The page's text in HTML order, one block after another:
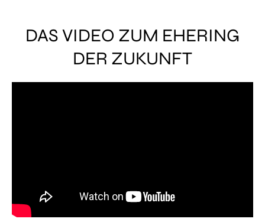
DAS VIDEO ZUM EHERING
DER ZUKUNFT